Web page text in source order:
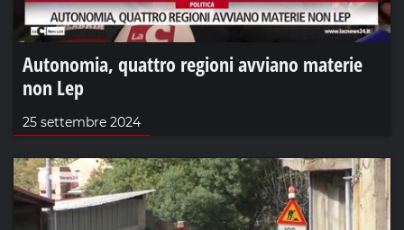
Autonomia, quattro regioni avviano materie
non Lep
25 settembre 2024